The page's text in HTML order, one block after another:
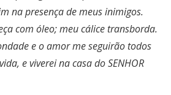
na presença de meus inimigos.
com óleo; meu cálice transborda.
e o amor me seguirão todos
e viverei na casa do SENHOR